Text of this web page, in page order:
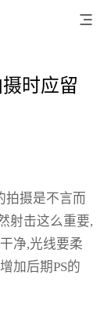
时应留
拍摄是不言而
射击这么重要,
净,光线要柔
加后期PS的